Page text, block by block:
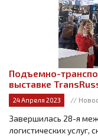
Подъемно-
выставке
24 Апреля 2023 //
Завершилась 28-я
логистических услуг,